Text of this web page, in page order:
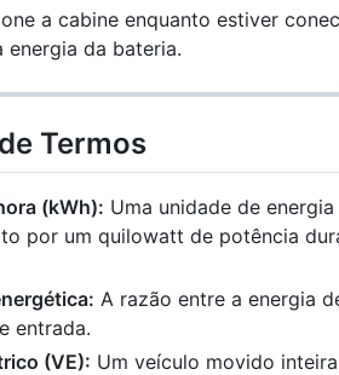
a cabine enquanto estiver
energia da bateria.
Termos
(kWh): Uma unidade de
por um quilowatt de potência
A razão entre a energia
entrada.
(VE): Um veículo movido